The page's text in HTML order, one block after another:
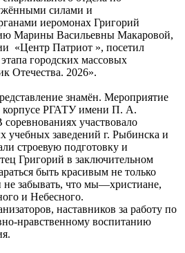
силами и
иеромонах Григорий
Марины Васильевны Макаровой,
«Центр Патриот », посетил
городских массовых
Отечества. 2026».
знамён. Мероприятие
корпусе РГАТУ имени П. А.
участвовало
учебных заведений г. Рыбинска и
строевую подготовку и
Григорий в заключительном
быть красивым не только
забывать, что мы—христиане,
и Небесного.
наставников за работу по
нравственному воспитанию